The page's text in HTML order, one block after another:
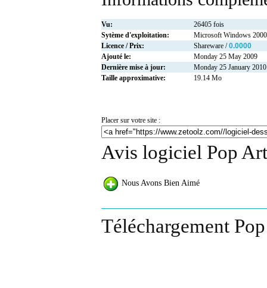
Vu:
26405 fois
Sytème d'exploitation:
Microsoft Windows
Licence / Prix:
Shareware /0.0000
Ajouté le:
Monday 25 May 2009
Dernière mise à jour:
Monday 25 January 2010
Taille approximative:
19.14 Mo
Placer sur votre site :
Avis logiciel Pop
Nous Avons Bien Aimé
Téléchargement